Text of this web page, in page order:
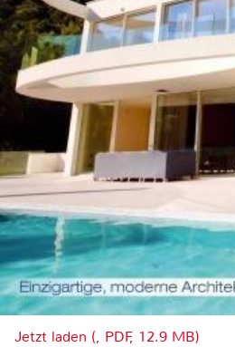
Jetzt laden (, PDF, 12.9 MB)